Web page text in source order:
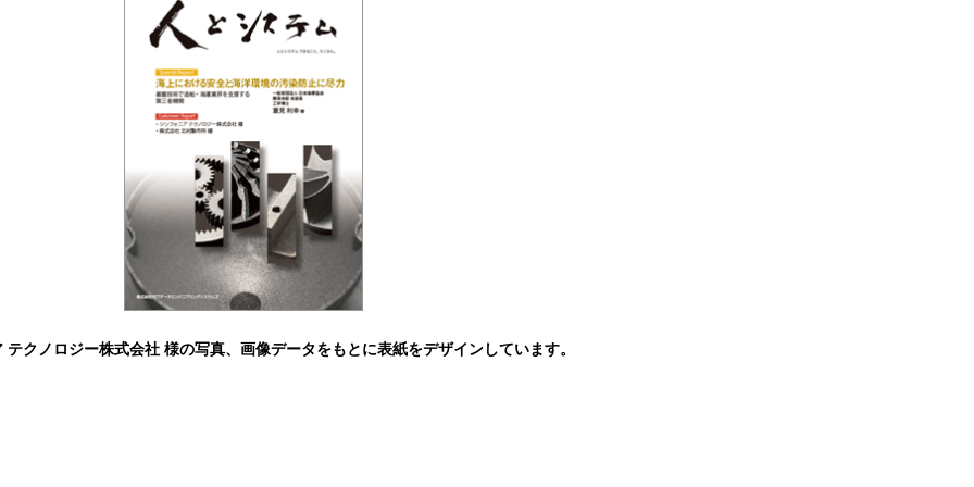
テクノロジー株式会社 様の写真、画像データをもとに表紙をデザインしています。